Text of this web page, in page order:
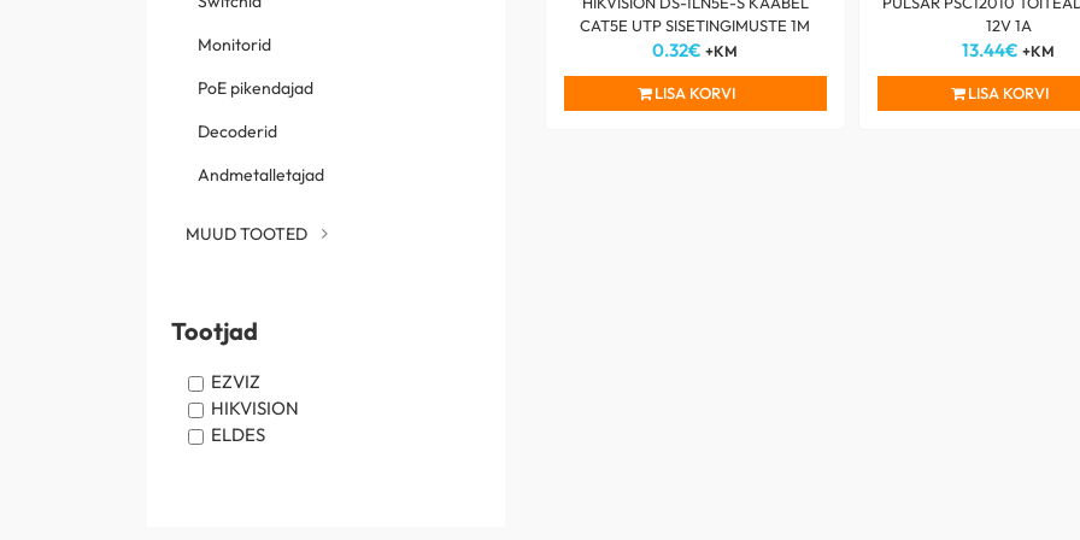
CAT5E UTP SISETINGIMUSTE 1M
0.32€ +KM
LISA KORVI
12V 1A
13.44€ +KM
LISA KORVI
Monitorid
PoE pikendajad
Decoderid
Andmetalletajad
MUUD TOOTED
Tootjad
EZVIZ
HIKVISION
ELDES